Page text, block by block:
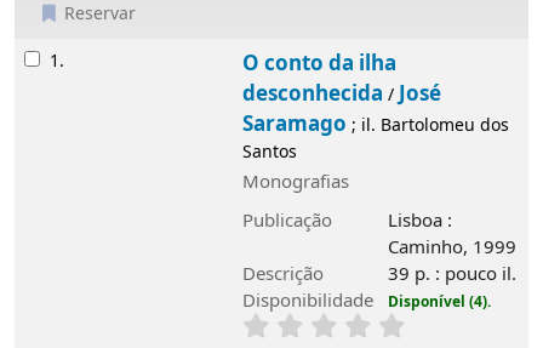
Reservar
Resultados
1.
O conto da ilha
desconhecida /José
Saramago ; il. Bartolomeu dos
Santos
Monografias
Publicação
Lisboa :
Caminho, 1999
Descrição
39 p. : pouco il.
Disponibilidade
Disponível (4).